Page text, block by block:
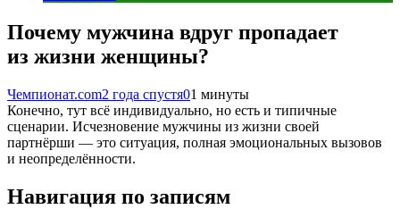
Почему мужчина вдруг пропадает
из жизни женщины?
Чемпионат.com2 года спустя01 минуты
Конечно, тут всё индивидуально, но есть и типичные
сценарии. Исчезновение мужчины из жизни своей
партнёрши — это ситуация, полная эмоциональных вызовов
и неопределённости.
Навигация по записям